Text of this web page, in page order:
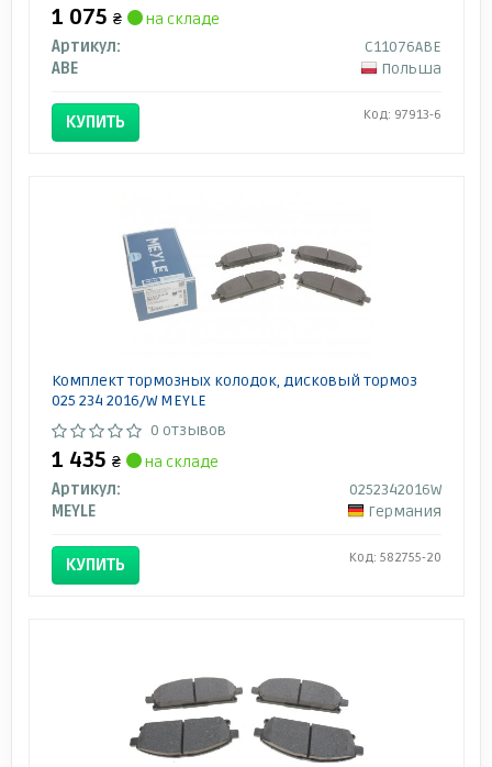
1 075 ₴
на складе
Артикул:
C11076ABE
ABE
Польша
КУПИТЬ Код: 97913-6
Комплект тормозных колодок, дисковый тормоз
025 234 2016/W MEYLE
0 отзывов
1 435 ₴
на складе
Артикул:
0252342016W
MEYLE
Германия
КУПИТЬ Код: 582755-20